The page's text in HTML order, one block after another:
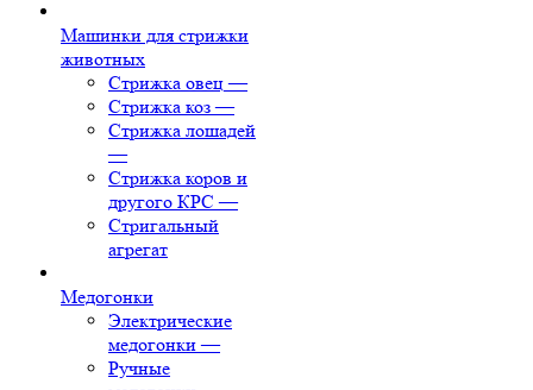
Машинки для стрижки
животных
Стрижка овец —
Стрижка коз —
Стрижка лошадей
—
Стрижка коров и
другого КРС —
Стригальный
агрегат
Медогонки
Электрические
медогонки —
Ручные